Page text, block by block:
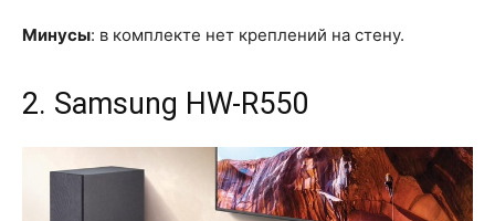
Минусы: в комплекте нет креплений на стену.
2. Samsung HW-R550